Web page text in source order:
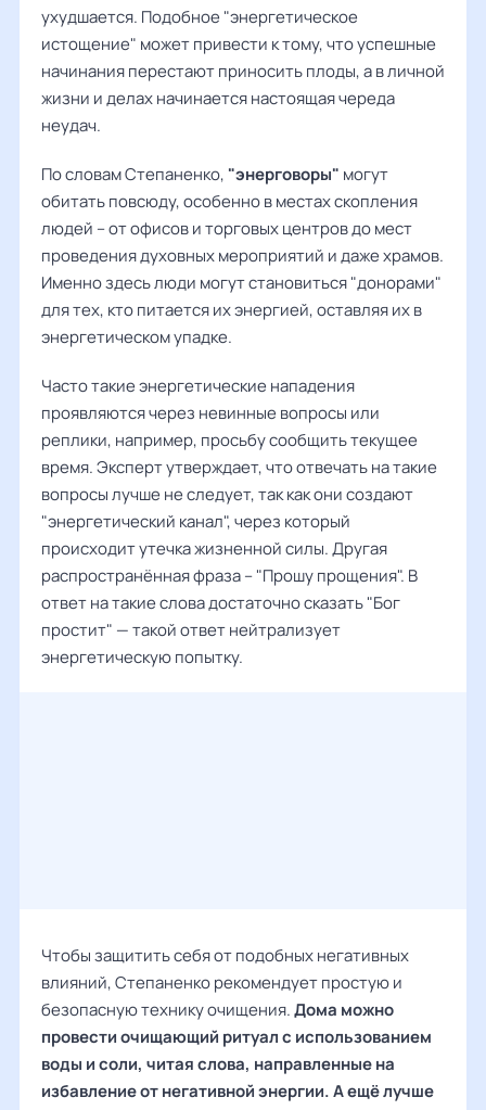
ухудшается. Подобное "энергетическое
истощение" может привести к тому, что успешные
начинания перестают приносить плоды, а в личной
жизни и делах начинается настоящая череда
неудач.
По словам Степаненко, "энерговоры" могут
обитать повсюду, особенно в местах скопления
людей – от офисов и торговых центров до мест
проведения духовных мероприятий и даже храмов.
Именно здесь люди могут становиться "донорами"
для тех, кто питается их энергией, оставляя их в
энергетическом упадке.
Часто такие энергетические нападения
проявляются через невинные вопросы или
реплики, например, просьбу сообщить текущее
время. Эксперт утверждает, что отвечать на такие
вопросы лучше не следует, так как они создают
"энергетический канал", через который
происходит утечка жизненной силы. Другая
распространённая фраза – "Прошу прощения". В
ответ на такие слова достаточно сказать "Бог
простит" — такой ответ нейтрализует
энергетическую попытку.
Чтобы защитить себя от подобных негативных
влияний, Степаненко рекомендует простую и
безопасную технику очищения.Дома можно
провести очищающий ритуал с использованием
воды и соли, читая слова, направленные на
избавление от негативной энергии. А ещё лучше